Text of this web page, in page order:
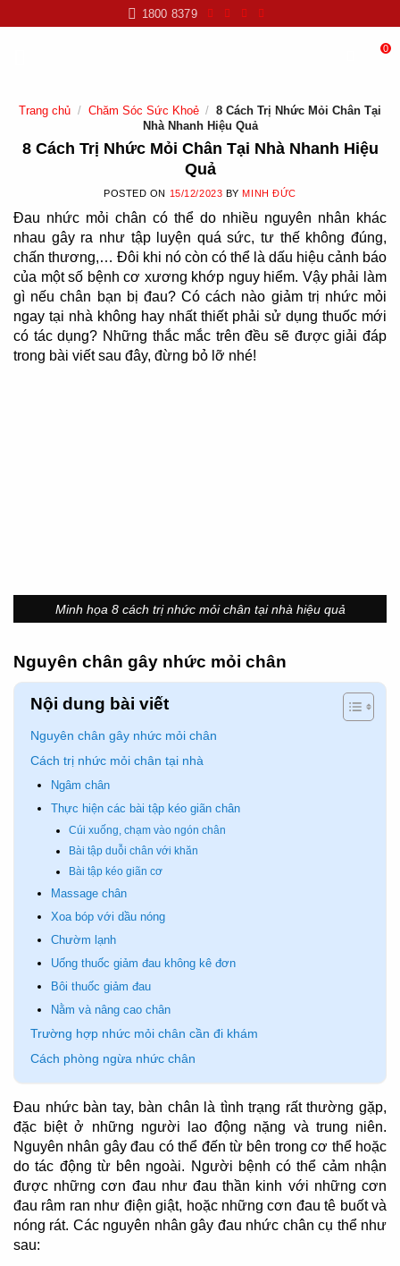
to
1800 8379
0
Trang chủ / Chăm Sóc Sức Khoẻ / 8 Cách Trị Nhức Mỏi Chân Tại
Nhà Nhanh Hiệu Quả
8 Cách Trị Nhức Mỏi Chân Tại Nhà Nhanh Hiệu
Quả
POSTED ON 15/12/2023 BYMINH ĐỨC
Đau nhức mỏi chân có thể do nhiều nguyên nhân khác
nhau gây ra như tập luyện quá sức, tư thế không đúng,
chấn thương,… Đôi khi nó còn có thể là dấu hiệu cảnh báo
của một số bệnh cơ xương khớp nguy hiểm. Vậy phải làm
gì nếu chân bạn bị đau? Có cách nào giảm trị nhức mỏi
ngay tại nhà không hay nhất thiết phải sử dụng thuốc mới
có tác dụng? Những thắc mắc trên đều sẽ được giải đáp
trong bài viết sau đây, đừng bỏ lỡ nhé!
Minh họa 8 cách trị nhức mỏi chân tại nhà hiệu quả
Nguyên chân gây nhức mỏi chân
Nội dung bài viết
Nguyên chân gây nhức mỏi chân
Cách trị nhức mỏi chân tại nhà
Ngâm chân
Thực hiện các bài tập kéo giãn chân
Cúi xuống, chạm vào ngón chân
Bài tập duỗi chân với khăn
Bài tập kéo giãn cơ
Massage chân
Xoa bóp với dầu nóng
Chườm lạnh
Uống thuốc giảm đau không kê đơn
Bôi thuốc giảm đau
Nằm và nâng cao chân
Trường hợp nhức mỏi chân cần đi khám
Cách phòng ngừa nhức chân
Đau nhức bàn tay, bàn chân là tình trạng rất thường gặp,
đặc biệt ở những người lao động nặng và trung niên.
Nguyên nhân gây đau có thể đến từ bên trong cơ thể hoặc
do tác động từ bên ngoài. Người bệnh có thể cảm nhận
được những cơn đau như đau thần kinh với những cơn
đau râm ran như điện giật, hoặc những cơn đau tê buốt và
nóng rát. Các nguyên nhân gây đau nhức chân cụ thể như
sau: